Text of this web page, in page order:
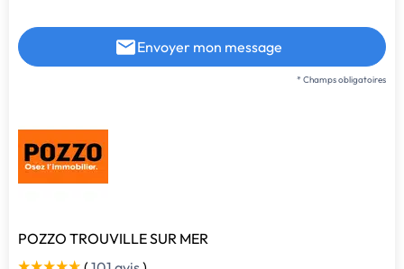
Envoyer mon message
* Champs obligatoires
POZZO TROUVILLE SUR MER